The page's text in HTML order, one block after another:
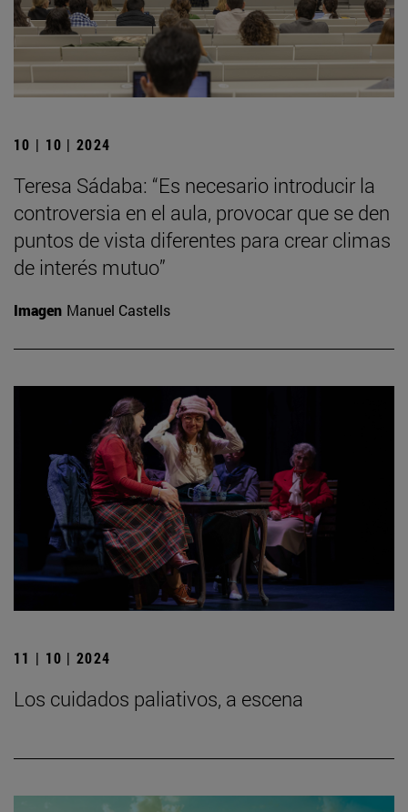
10 | 10 | 2024
Teresa Sádaba: “Es necesario introducir la
controversia en el aula, provocar que se den
puntos de vista diferentes para crear climas
de interés mutuo”
Imagen Manuel Castells
11 | 10 | 2024
Los cuidados paliativos, a escena